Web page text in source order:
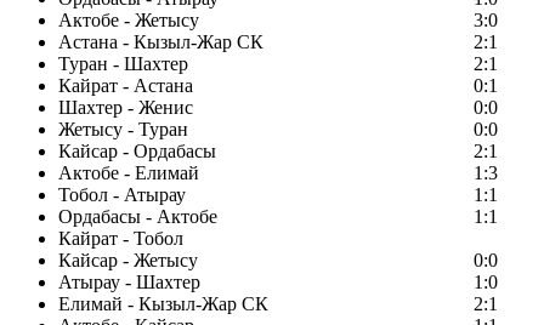
Актобе - Жетысу
3:0
Астана - Кызыл-Жар СК
2:1
Туран - Шахтер
2:1
Кайрат - Астана
0:1
Шахтер - Женис
0:0
Жетысу - Туран
0:0
Кайсар - Ордабасы
2:1
Актобе - Елимай
1:3
Тобол - Атырау
1:1
Ордабасы - Актобе
1:1
Кайрат - Тобол
Кайсар - Жетысу
0:0
Атырау - Шахтер
1:0
Елимай - Кызыл-Жар СК
2:1